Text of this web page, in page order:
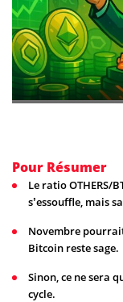
Pour Résumer
Le ratio OTHERS/
s’essouffle, mais
Novembre
Bitcoin reste sage.
Sinon, ce ne sera
cycle.